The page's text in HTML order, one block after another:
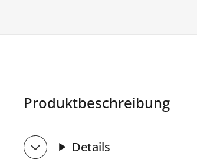
Produktbeschreibung
Details